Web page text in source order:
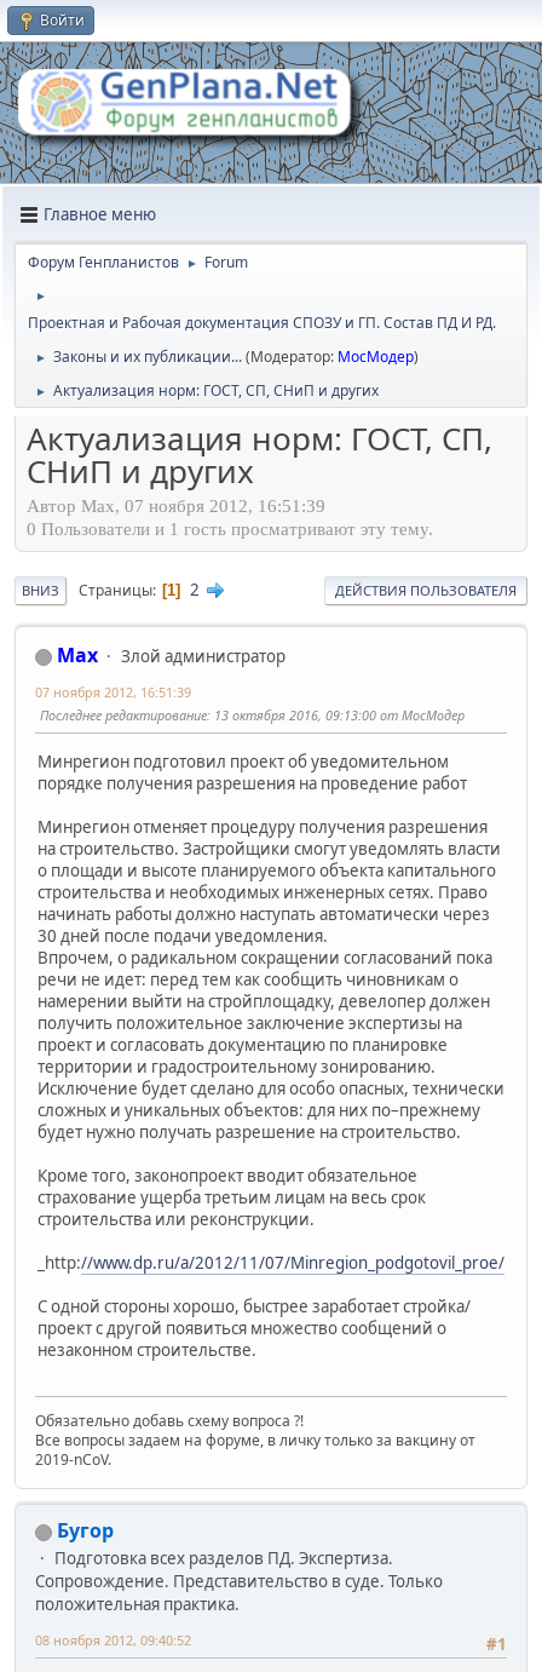
Войти
Главное меню
Форум Генпланистов ► Forum
►
Проектная и Рабочая документация СПОЗУ и ГП. Состав ПД И РД.
► Законы и их публикации...(Модератор: МосМодер)
► Актуализация норм: ГОСТ, СП, СНиП и других
Актуализация норм: ГОСТ, СП,
СНиП и других
Автор Max, 07 ноября 2012, 16:51:39
0 Пользователи и 1 гость просматривают эту тему.
ВНИЗ Страницы 1 2 ДЕЙСТВИЯ ПОЛЬЗОВАТЕЛЯ
Max Злой администратор
07 ноября 2012, 16:51:39
Последнее редактирование: 13 октября 2016, 09:13:00 от МосМодер
Минрегион подготовил проект об уведомительном
порядке получения разрешения на проведение работ
Минрегион отменяет процедуру получения разрешения
на строительство. Застройщики смогут уведомлять власти
о площади и высоте планируемого объекта капитального
строительства и необходимых инженерных сетях. Право
начинать работы должно наступать автоматически через
30 дней после подачи уведомления.
Впрочем, о радикальном сокращении согласований пока
речи не идет: перед тем как сообщить чиновникам о
намерении выйти на стройплощадку, девелопер должен
получить положительное заключение экспертизы на
проект и согласовать документацию по планировке
территории и градостроительному зонированию.
Исключение будет сделано для особо опасных, технически
сложных и уникальных объектов: для них по–прежнему
будет нужно получать разрешение на строительство.
Кроме того, законопроект вводит обязательное
страхование ущерба третьим лицам на весь срок
строительства или реконструкции.
_http://www.dp.ru/a/2012/11/07/Minregion_podgotovil_proe/
С одной стороны хорошо, быстрее заработает стройка/
проект с другой появиться множество сообщений о
незаконном строительстве.
Обязательно добавь схему вопроса ?!
Все вопросы задаем на форуме, в личку только за вакцину от
2019-nCoV.
Бугор
Подготовка всех разделов ПД. Экспертиза.
Сопровождение. Представительство в суде. Только
положительная практика.
#1
08 ноября 2012, 09:40:52